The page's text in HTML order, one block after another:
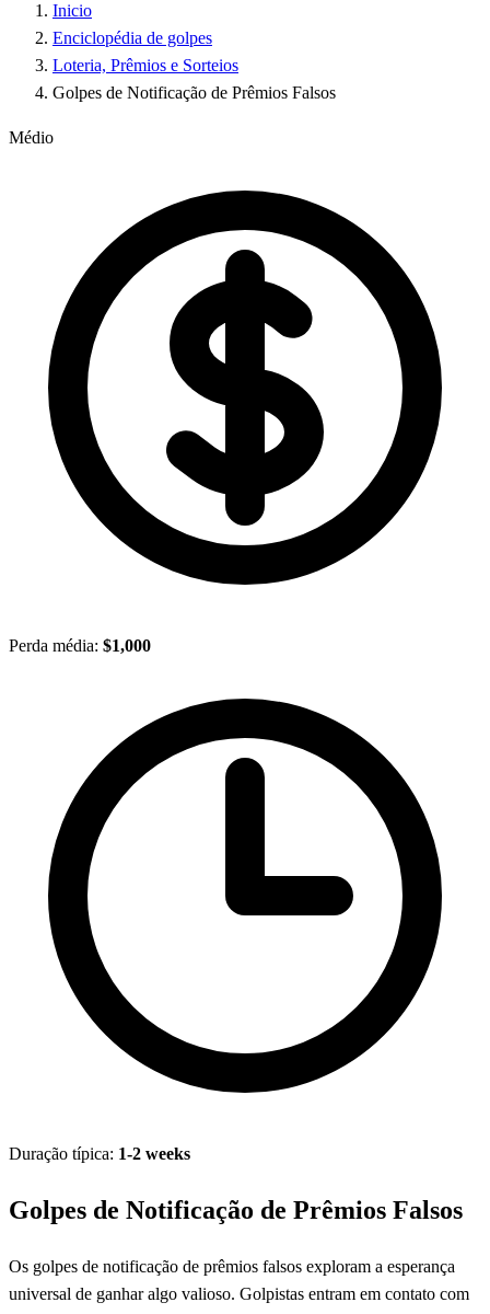
Inicio
Enciclopédia de golpes
Loteria, Prêmios e Sorteios
Golpes de Notificação de Prêmios Falsos
Médio
Perda média: $1,000
Duração típica: 1-2 weeks
Golpes de Notificação de Prêmios Falsos
Os golpes de notificação de prêmios falsos exploram a esperança
universal de ganhar algo valioso. Golpistas entram em contato com